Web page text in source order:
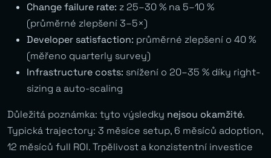
Change failure rate: z 25–30 % na 5–10 %
(průměrné zlepšení 3–5×)
Developer satisfaction: průměrné zlepšení o 40 %
(měřeno quarterly survey)
Infrastructure costs: snížení o 20–35 % díky right-
sizing a auto-scaling
Důležitá poznámka: tyto výsledky nejsou okamžité.
Typická trajectory: 3 měsíce setup, 6 měsíců adoption,
12 měsíců full ROI. Trpělivost a konzistentní investice